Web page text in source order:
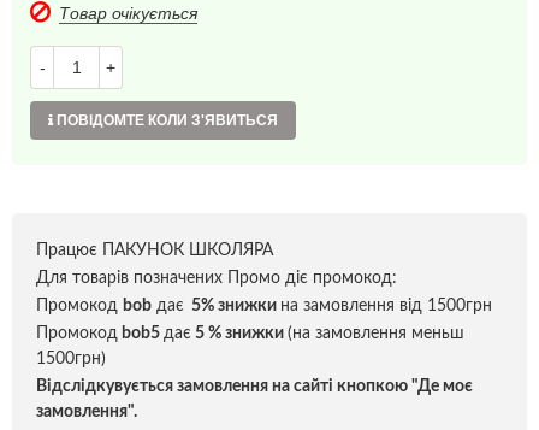
Товар очікується
- +
ПОВІДОМТЕ КОЛИ З'ЯВИТЬСЯ
Працює ПАКУНОК ШКОЛЯРА
Для товарів позначених Промо діє промокод:
Промокод bob дає 5% знижки на замовлення від 1500грн
Промокод bob5 дає 5 % знижки (на замовлення меньш
1500грн)
Відслідкувується замовлення на сайті кнопкою "Де моє
замовлення".